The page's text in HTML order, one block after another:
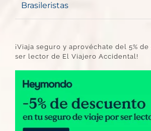
Brasileristas
¡Viaja seguro y aprovéchate del 5%
ser lector de El Viajero Accidental!